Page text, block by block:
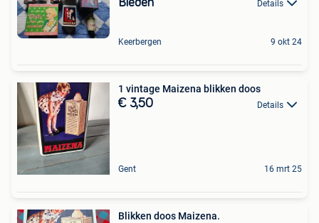
Bieden Details
Keerbergen 9 okt 24
1 vintage Maizena blikken doos
€ 3,50 Details
Gent 16 mrt 25
Blikken doos Maizena.